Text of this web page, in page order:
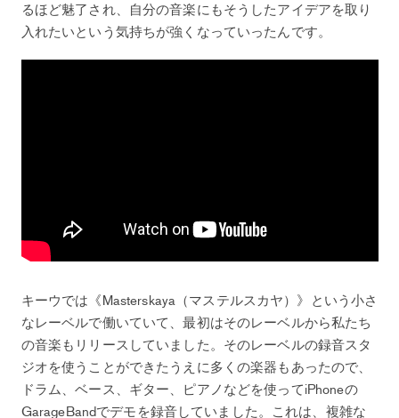
るほど魅了され、自分の音楽にもそうしたアイデアを取り
入れたいという気持ちが強くなっていったんです。
キーウでは《Masterskaya（マステルスカヤ）》という小さ
なレーベルで働いていて、最初はそのレーベルから私たち
の音楽もリリースしていました。そのレーベルの録音スタ
ジオを使うことができたうえに多くの楽器もあったので、
ドラム、ベース、ギター、ピアノなどを使ってiPhoneの
GarageBandでデモを録音していました。これは、複雑な